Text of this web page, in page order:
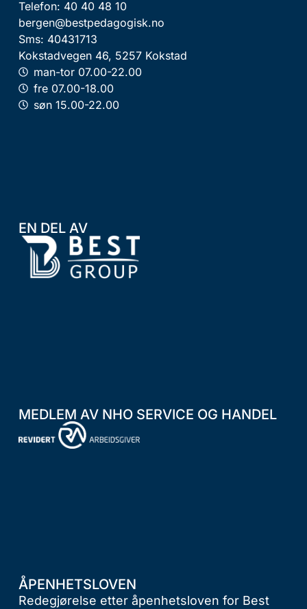
Telefon: 40 40 48 10
bergen@bestpedagogisk.no
Sms: 40431713
Kokstadvegen 46, 5257 Kokstad
man-tor 07.00-22.00
fre 07.00-18.00
søn 15.00-22.00
EN DEL AV
MEDLEM AV NHO SERVICE OG HANDEL
ÅPENHETSLOVEN
Redegjørelse etter åpenhetsloven for Best